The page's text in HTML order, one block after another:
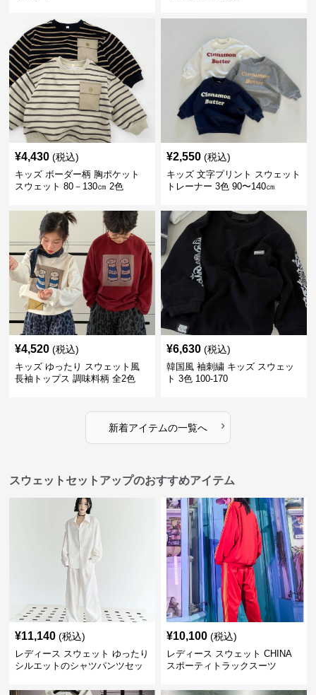
¥4,430 (税込)
キッズ ボーダー柄 胸ポケット
スウェット 80－130㎝ 2色
¥2,550 (税込)
キッズ 文字プリント スウェット
トレーナー 3色 90〜140㎝
¥4,520 (税込)
キッズ ゆったり スウェット風
長袖トップス 調味料柄 全2色
¥6,630 (税込)
韓国風 袖刺繍 キッズ スウェッ
ト 3色 100-170
新着アイテムの一覧へ ›
スウェットセットアップのおすすめアイテム
¥11,140 (税込)
レディース スウェット ゆったり
シルエットのシャツパンツセッ
¥10,100 (税込)
レディース スウェット CHINA
スポーティトラックスーツ